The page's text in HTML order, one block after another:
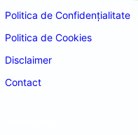
Politica de Confidențialitate
Politica de Cookies
Disclaimer
Contact